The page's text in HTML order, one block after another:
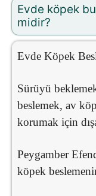
Evde köpek
midir?
Evde Köpek
Sürüyü
beslemek, av
korumak için
Peygamber
köpek